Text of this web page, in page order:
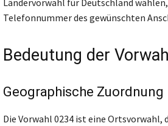
Ländervorwahl für Deutschland
Telefonnummer des gewünschten
Bedeutung der
Geographische Zuordnung
Die Vorwahl 0234 ist eine